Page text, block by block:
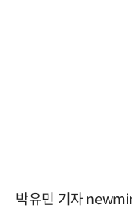
박유민 기자